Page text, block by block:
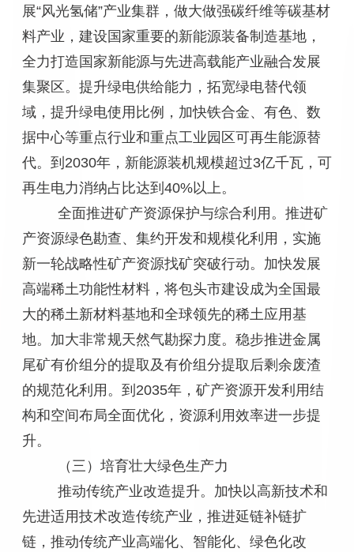
展“风光氢储”产业集群，做大做强碳纤维等碳基材
料产业，建设国家重要的新能源装备制造基地，
全力打造国家新能源与先进高载能产业融合发展
集聚区。提升绿电供给能力，拓宽绿电替代领
域，提升绿电使用比例，加快铁合金、有色、数
据中心等重点行业和重点工业园区可再生能源替
代。到2030年，新能源装机规模超过3亿千瓦，可
再生电力消纳占比达到40%以上。
全面推进矿产资源保护与综合利用。推进矿
产资源绿色勘查、集约开发和规模化利用，实施
新一轮战略性矿产资源找矿突破行动。加快发展
高端稀土功能性材料，将包头市建设成为全国最
大的稀土新材料基地和全球领先的稀土应用基
地。加大非常规天然气勘探力度。稳步推进金属
尾矿有价组分的提取及有价组分提取后剩余废渣
的规范化利用。到2035年，矿产资源开发利用结
构和空间布局全面优化，资源利用效率进一步提
升。
（三）培育壮大绿色生产力
推动传统产业改造提升。加快以高新技术和
先进适用技术改造传统产业，推进延链补链扩
链，推动传统产业高端化、智能化、绿色化改